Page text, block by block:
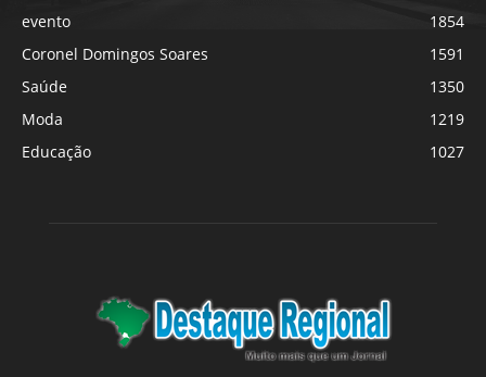
evento
1854
Coronel Domingos Soares
1591
Saúde
1350
Moda
1219
Educação
1027